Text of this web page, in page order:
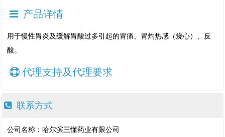
产品详情
用于慢性胃炎及缓解胃酸过多引起的胃痛、胃灼热感（烧心）、反
酸。
代理支持及代理要求
联系方式
公司名称：哈尔滨三懂药业有限公司